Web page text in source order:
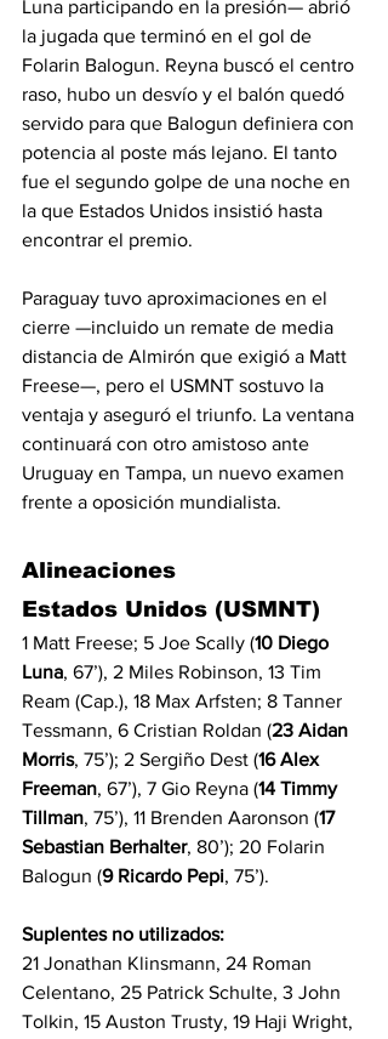
Luna participando en la presión— abrió
la jugada que terminó en el gol de
Folarin Balogun. Reyna buscó el centro
raso, hubo un desvío y el balón quedó
servido para que Balogun definiera con
potencia al poste más lejano. El tanto
fue el segundo golpe de una noche en
la que Estados Unidos insistió hasta
encontrar el premio.
Paraguay tuvo aproximaciones en el
cierre —incluido un remate de media
distancia de Almirón que exigió a Matt
Freese—, pero el USMNT sostuvo la
ventaja y aseguró el triunfo. La ventana
continuará con otro amistoso ante
Uruguay en Tampa, un nuevo examen
frente a oposición mundialista.
Alineaciones
Estados Unidos (USMNT)
1 Matt Freese; 5 Joe Scally (10 Diego
Luna, 67’), 2 Miles Robinson, 13 Tim
Ream (Cap.), 18 Max Arfsten; 8 Tanner
Tessmann, 6 Cristian Roldan (23 Aidan
Morris, 75’); 2 Sergiño Dest (16 Alex
Freeman, 67’), 7 Gio Reyna (14 Timmy
Tillman, 75’), 11 Brenden Aaronson (17
Sebastian Berhalter, 80’); 20 Folarin
Balogun (9 Ricardo Pepi, 75’).
Suplentes no utilizados:
21 Jonathan Klinsmann, 24 Roman
Celentano, 25 Patrick Schulte, 3 John
Tolkin, 15 Auston Trusty, 19 Haji Wright,